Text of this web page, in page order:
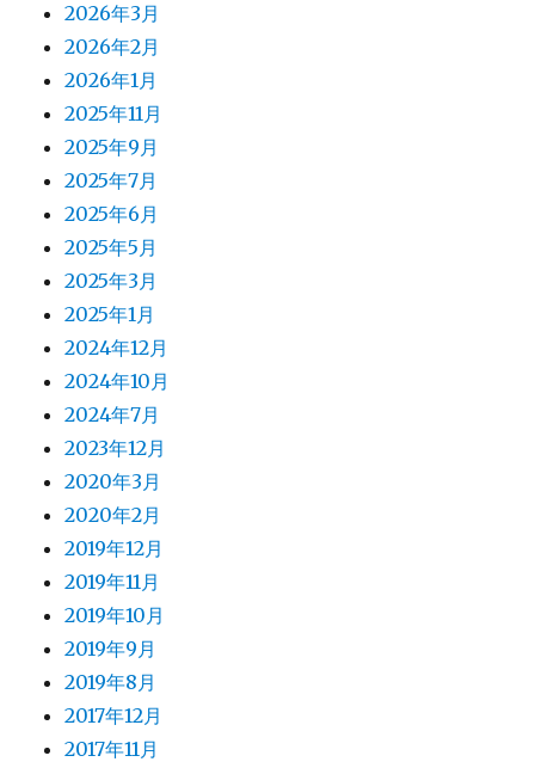
2026年3月
2026年2月
2026年1月
2025年11月
2025年9月
2025年7月
2025年6月
2025年5月
2025年3月
2025年1月
2024年12月
2024年10月
2024年7月
2023年12月
2020年3月
2020年2月
2019年12月
2019年11月
2019年10月
2019年9月
2019年8月
2017年12月
2017年11月